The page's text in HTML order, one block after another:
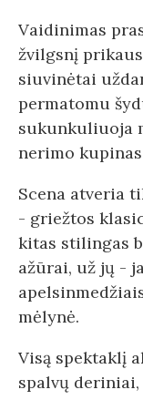
Vaidinimas
žvilgsnį
siuvinėtai
permatomu
sukunkuliuoja
nerimo
Scena atveria
- griežtos
kitas stilingas
ažūrai, už jų -
mėlynė.
Visą spektaklį
spalvų